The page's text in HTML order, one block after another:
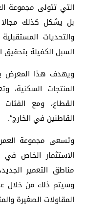
التي تتولى مجموعة
بل يشكل كذلك مجالا
والتحديات
السبل الكفيلة بتحقيق
ويهدف هذا المعرض
المنتجات السكنية،
القطاع، ومع
القاطنين في الخارج”.
وتسعى مجموعة
الاستثمار الخاص
مناطق التعمير
وسيتم ذلك من خلال
المقاولات الصغيرة